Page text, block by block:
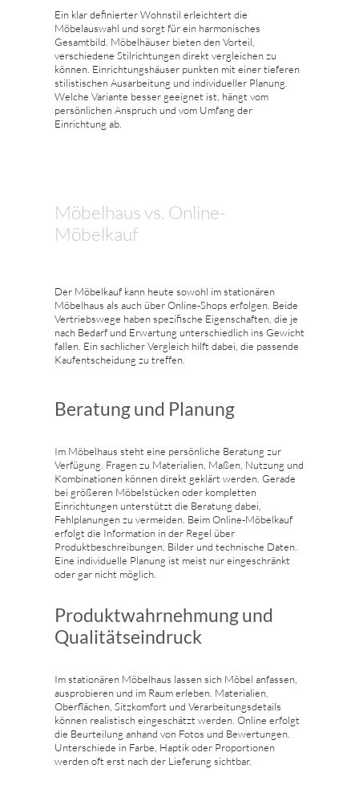
Ein klar definierter Wohnstil erleichtert die
Möbelauswahl und sorgt für ein harmonisches
Gesamtbild. Möbelhäuser bieten den Vorteil,
verschiedene Stilrichtungen direkt vergleichen zu
können. Einrichtungshäuser punkten mit einer tieferen
stilistischen Ausarbeitung und individueller Planung.
Welche Variante besser geeignet ist, hängt vom
persönlichen Anspruch und vom Umfang der
Einrichtung ab.
Möbelhaus vs. Online-
Möbelkauf
Der Möbelkauf kann heute sowohl im stationären
Möbelhaus als auch über Online-Shops erfolgen. Beide
Vertriebswege haben spezifische Eigenschaften, die je
nach Bedarf und Erwartung unterschiedlich ins Gewicht
fallen. Ein sachlicher Vergleich hilft dabei, die passende
Kaufentscheidung zu treffen.
Beratung und Planung
Im Möbelhaus steht eine persönliche Beratung zur
Verfügung. Fragen zu Materialien, Maßen, Nutzung und
Kombinationen können direkt geklärt werden. Gerade
bei größeren Möbelstücken oder kompletten
Einrichtungen unterstützt die Beratung dabei,
Fehlplanungen zu vermeiden. Beim Online-Möbelkauf
erfolgt die Information in der Regel über
Produktbeschreibungen, Bilder und technische Daten.
Eine individuelle Planung ist meist nur eingeschränkt
oder gar nicht möglich.
Produktwahrnehmung und
Qualitätseindruck
Im stationären Möbelhaus lassen sich Möbel anfassen,
ausprobieren und im Raum erleben. Materialien,
Oberflächen, Sitzkomfort und Verarbeitungsdetails
können realistisch eingeschätzt werden. Online erfolgt
die Beurteilung anhand von Fotos und Bewertungen.
Unterschiede in Farbe, Haptik oder Proportionen
werden oft erst nach der Lieferung sichtbar.